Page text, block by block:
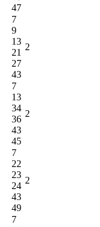
47
7
9
13
21
27
43
2
7
13
34
36
43
45
2
7
22
23
24
43
49
2
7